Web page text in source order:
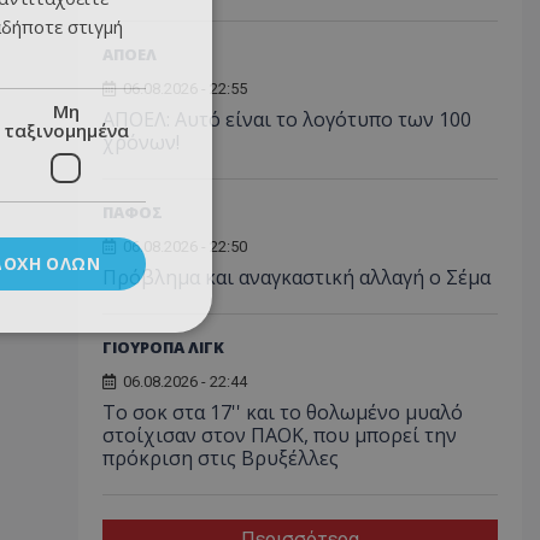
06.08.2026 - 22:55
ΑΠΟΕΛ: Αυτό είναι το λογότυπο των 100
χρόνων!
06.08.2026 - 22:50
Πρόβλημα και αναγκαστική αλλαγή ο Σέμα
ΓΙΟΥΡΟΠΑ ΛΙΓΚ
06.08.2026 - 22:44
Το σοκ στα 17'' και το θολωμένο μυαλό
στοίχισαν στον ΠΑΟΚ, που μπορεί την
πρόκριση στις Βρυξέλλες
στιγμή
Μη
ταξινομημένα
ΌΛΩΝ